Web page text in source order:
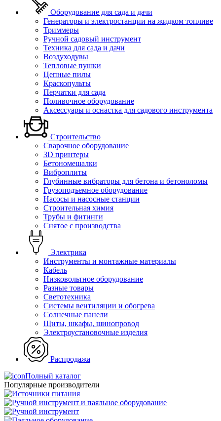
Оборудование для сада и дачи
Генераторы и электростанции на жидком топливе
Триммеры
Ручной садовый инструмент
Техника для сада и дачи
Воздуходувы
Тепловые пушки
Цепные пилы
Краскопульты
Перчатки для сада
Поливочное оборудование
Аксессуары и оснастка для садового инструмента
Строительство
Сварочное оборудование
3D принтеры
Бетономешалки
Виброплиты
Глубинные вибраторы для бетона и бетоноломы
Грузоподъемное оборудование
Насосы и насосные станции
Строительная химия
Трубы и фитинги
Снятое с производства
Электрика
Инструменты и монтажные материалы
Кабель
Низковольтное оборудование
Разные товары
Светотехника
Системы вентиляции и обогрева
Солнечные панели
Щиты, шкафы, шинопровод
Электроустановочные изделия
Распродажа
Полный каталог
Популярные производители